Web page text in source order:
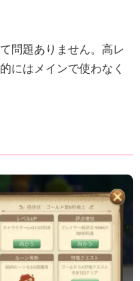
問題ありません。高レ
にはメインで使わなく